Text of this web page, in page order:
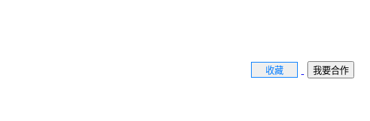
收藏 我要合作